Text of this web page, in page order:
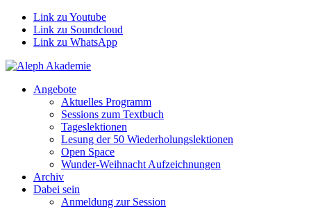
Link zu Youtube
Link zu Soundcloud
Link zu WhatsApp
Angebote
Aktuelles Programm
Sessions zum Textbuch
Tageslektionen
Lesung der 50 Wiederholungslektionen
Open Space
Wunder-Weihnacht Aufzeichnungen
Archiv
Dabei sein
Anmeldung zur Session